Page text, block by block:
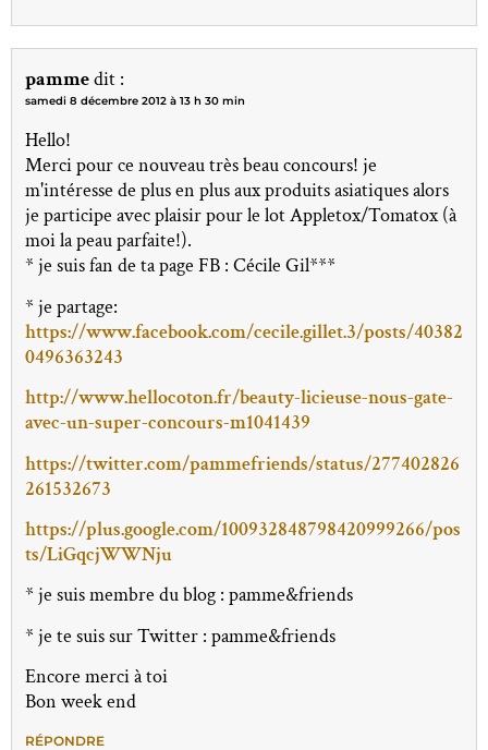
pammedit :
samedi 8 décembre 2012 à 13 h 30 min
Hello!
Merci pour ce nouveau très beau concours! je
m'intéresse de plus en plus aux produits asiatiques alors
je participe avec plaisir pour le lot Appletox/Tomatox (à
moi la peau parfaite!).
* je suis fan de ta page FB : Cécile Gil***
* je partage:
https://www.facebook.com/cecile.gillet.3/posts/40382
0496363243
http://www.hellocoton.fr/beauty-licieuse-nous-gate-
avec-un-super-concours-m1041439
https://twitter.com/pammefriends/status/277402826
261532673
https://plus.google.com/100932848798420999266/pos
ts/LiGqcjWWNju
* je suis membre du blog : pamme&friends
* je te suis sur Twitter : pamme&friends
Encore merci à toi
Bon week end
RÉPONDRE